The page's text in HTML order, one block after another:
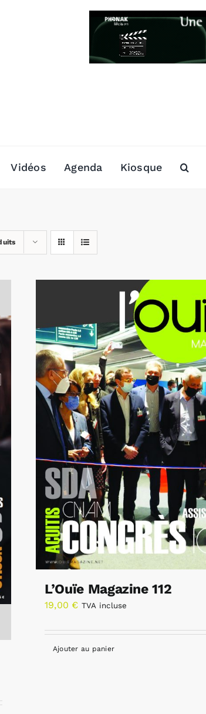
Vidéos Agenda Kiosque
L’Ouïe Magazine 112
19,00 € TVA incluse
Ajouter au panier